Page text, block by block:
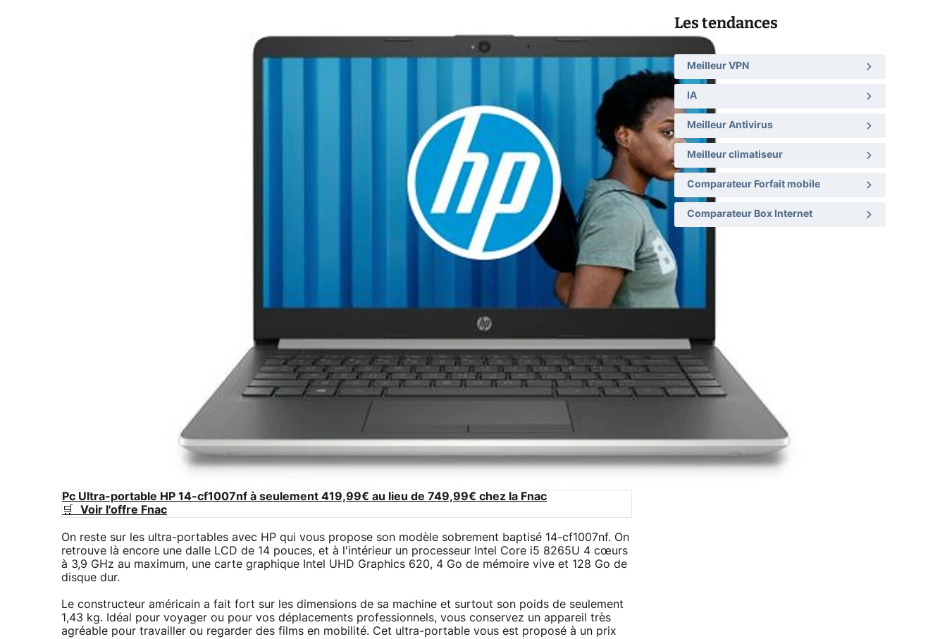
Pc Ultra-portable HP 14-cf1007nf à seulement 419,99€ au lieu de 749,99€ chez la Fnac
🛒 Voir l'offre Fnac
On reste sur les ultra-portables avec HP qui vous propose son modèle sobrement baptisé 14-cf1007nf. On
retrouve là encore une dalle LCD de 14 pouces, et à l'intérieur un processeur Intel Core i5 8265U 4 cœurs
à 3,9 GHz au maximum, une carte graphique Intel UHD Graphics 620, 4 Go de mémoire vive et 128 Go de
disque dur.
Le constructeur américain a fait fort sur les dimensions de sa machine et surtout son poids de seulement
1,43 kg. Idéal pour voyager ou pour vos déplacements professionnels, vous conservez un appareil très
agréable pour travailler ou regarder des films en mobilité. Cet ultra-portable vous est proposé à un prix
Les tendances
Meilleur VPN
IA
Meilleur Antivirus
Meilleur climatiseur
Comparateur Forfait mobile
Comparateur Box Internet